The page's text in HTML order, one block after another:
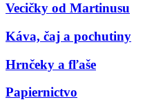
Vecičky od Martinusu
Káva, čaj a pochutiny
Hrnčeky a fľaše
Papiernictvo